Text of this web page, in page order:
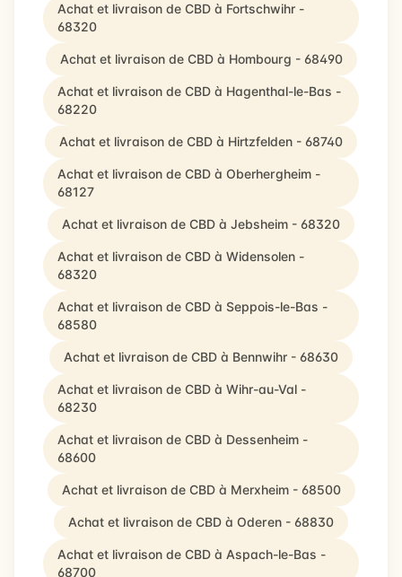
Achat et livraison de CBD à Fortschwihr -
68320
Achat et livraison de CBD à Hombourg - 68490
Achat et livraison de CBD à Hagenthal-le-Bas -
68220
Achat et livraison de CBD à Hirtzfelden - 68740
Achat et livraison de CBD à Oberhergheim -
68127
Achat et livraison de CBD à Jebsheim - 68320
Achat et livraison de CBD à Widensolen -
68320
Achat et livraison de CBD à Seppois-le-Bas -
68580
Achat et livraison de CBD à Bennwihr - 68630
Achat et livraison de CBD à Wihr-au-Val -
68230
Achat et livraison de CBD à Dessenheim -
68600
Achat et livraison de CBD à Merxheim - 68500
Achat et livraison de CBD à Oderen - 68830
Achat et livraison de CBD à Aspach-le-Bas -
68700